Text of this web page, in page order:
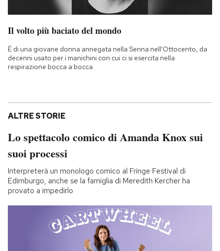
Il volto più baciato del mondo
È di una giovane donna annegata nella Senna nell'Ottocento, da
decenni usato per i manichini con cui ci si esercita nella
respirazione bocca a bocca
ALTRE STORIE
Lo spettacolo comico di Amanda Knox sui
suoi processi
Interpreterà un monologo comico al Fringe Festival di
Edimburgo, anche se la famiglia di Meredith Kercher ha
provato a impedirlo